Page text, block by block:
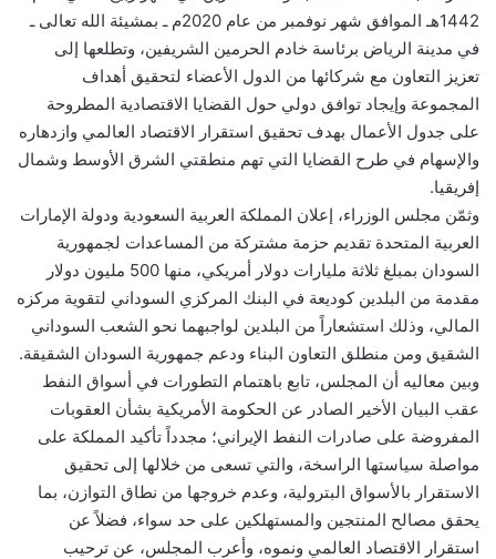
1442هـ الموافق شهر نوفمبر من عام 2020م ـ بمشيئة الله تعالى ـ
في مدينة الرياض برئاسة خادم الحرمين الشريفين، وتطلعها إلى
تعزيز التعاون مع شركائها من الدول الأعضاء لتحقيق أهداف
المجموعة وإيجاد توافق دولي حول القضايا الاقتصادية المطروحة
على جدول الأعمال بهدف تحقيق استقرار الاقتصاد العالمي وازدهاره
والإسهام في طرح القضايا التي تهم منطقتي الشرق الأوسط وشمال
إفريقيا.
وثمّن مجلس الوزراء، إعلان المملكة العربية السعودية ودولة الإمارات
العربية المتحدة تقديم حزمة مشتركة من المساعدات لجمهورية
السودان بمبلغ ثلاثة مليارات دولار أمريكي، منها 500 مليون دولار
مقدمة من البلدين كوديعة في البنك المركزي السوداني لتقوية مركزه
المالي، وذلك استشعاراً من البلدين لواجبهما نحو الشعب السوداني
الشقيق ومن منطلق التعاون البناء ودعم جمهورية السودان الشقيقة.
وبين معاليه أن المجلس، تابع باهتمام التطورات في أسواق النفط
عقب البيان الأخير الصادر عن الحكومة الأمريكية بشأن العقوبات
المفروضة على صادرات النفط الإيراني؛ مجدداً تأكيد المملكة على
مواصلة سياستها الراسخة، والتي تسعى من خلالها إلى تحقيق
الاستقرار بالأسواق البترولية، وعدم خروجها من نطاق التوازن، بما
يحقق مصالح المنتجين والمستهلكين على حد سواء، فضلاً عن
استقرار الاقتصاد العالمي ونموه، وأعرب المجلس، عن ترحيب